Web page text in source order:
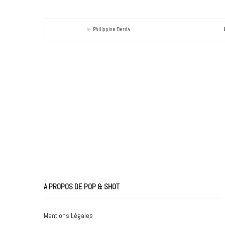
by Philippine Berda
A PROPOS DE POP & SHOT
Mentions Légales